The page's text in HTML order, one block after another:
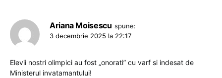
Ariana Moisescu spune:
3 decembrie 2025 la 22:17
Elevii nostri olimpici au fost „onorati” cu varf si indesat de
Ministerul invatamantului!